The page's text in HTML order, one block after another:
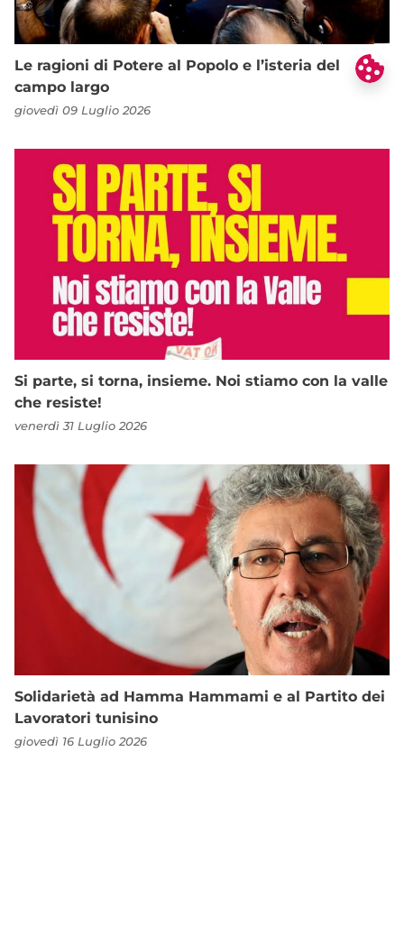
Le ragioni di Potere al Popolo e l’isteria del
campo largo
giovedì 09 Luglio 2026
Si parte, si torna, insieme. Noi stiamo con la valle
che resiste!
venerdì 31 Luglio 2026
Solidarietà ad Hamma Hammami e al Partito dei
Lavoratori tunisino
giovedì 16 Luglio 2026